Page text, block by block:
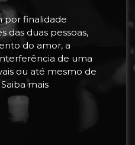
por finalidade
das duas pessoas,
do amor, a
de uma
ou até mesmo de
mais